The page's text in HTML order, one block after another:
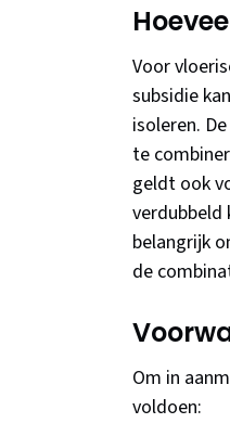
Voor
subsidie
isoleren.
te
geldt ook
verdubbeld
belangrijk
de
Om in
voldoen: